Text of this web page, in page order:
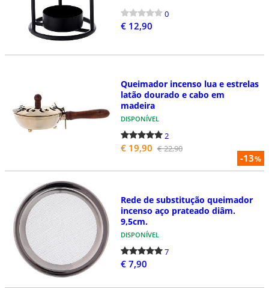
0
€ 12,90
-13%
Queimador incenso lua e estrelas
latão dourado e cabo em
madeira
DISPONÍVEL
2
€ 19,90 € 22,90
Rede de substitução queimador
incenso aço prateado diâm.
9,5cm.
DISPONÍVEL
7
€ 7,90